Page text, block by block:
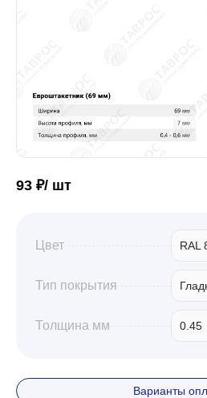
Водосточная система
Профили для
93 ₽/ шт
Цвет RAL
Тип покрытия
Толщина мм 0.45
Варианты